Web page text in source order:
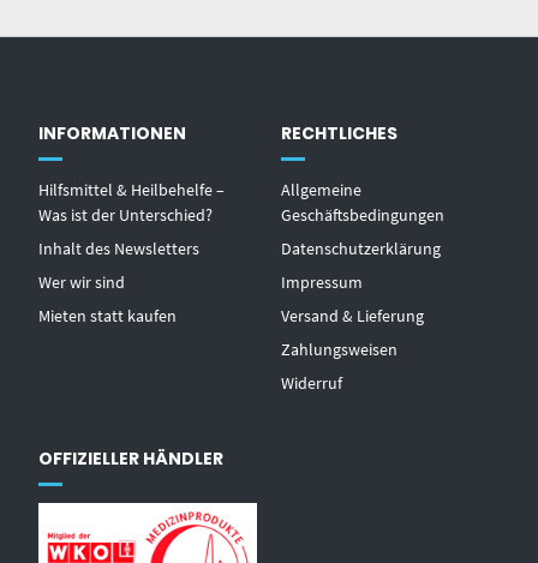
INFORMATIONEN
Hilfsmittel & Heilbehelfe –
Was ist der Unterschied?
Inhalt des Newsletters
Wer wir sind
Mieten statt kaufen
RECHTLICHES
Allgemeine
Geschäftsbedingungen
Datenschutzerklärung
Impressum
Versand & Lieferung
Zahlungsweisen
Widerruf
OFFIZIELLER HÄNDLER